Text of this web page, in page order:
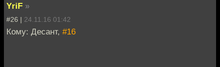
YriF »
#26 | 24.11.16 01:42
Кому: Десант, #16